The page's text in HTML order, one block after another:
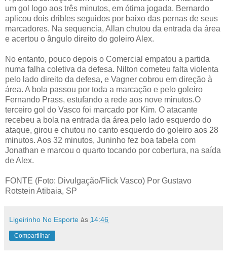
um gol logo aos três minutos, em ótima jogada. Bernardo
aplicou dois dribles seguidos por baixo das pernas de seus
marcadores. Na sequencia, Allan chutou da entrada da área
e acertou o ângulo direito do goleiro Alex.
No entanto, pouco depois o Comercial empatou a partida
numa falha coletiva da defesa. Nilton cometeu falta violenta
pelo lado direito da defesa, e Vagner cobrou em direção à
área. A bola passou por toda a marcação e pelo goleiro
Fernando Prass, estufando a rede aos nove minutos.O
terceiro gol do Vasco foi marcado por Kim. O atacante
recebeu a bola na entrada da área pelo lado esquerdo do
ataque, girou e chutou no canto esquerdo do goleiro aos 28
minutos. Aos 32 minutos, Juninho fez boa tabela com
Jonathan e marcou o quarto tocando por cobertura, na saída
de Alex.
FONTE (Foto: Divulgação/Flick Vasco) Por Gustavo
Rotstein Atibaia, SP
Ligeirinho No Esporte às 14:46
Compartilhar